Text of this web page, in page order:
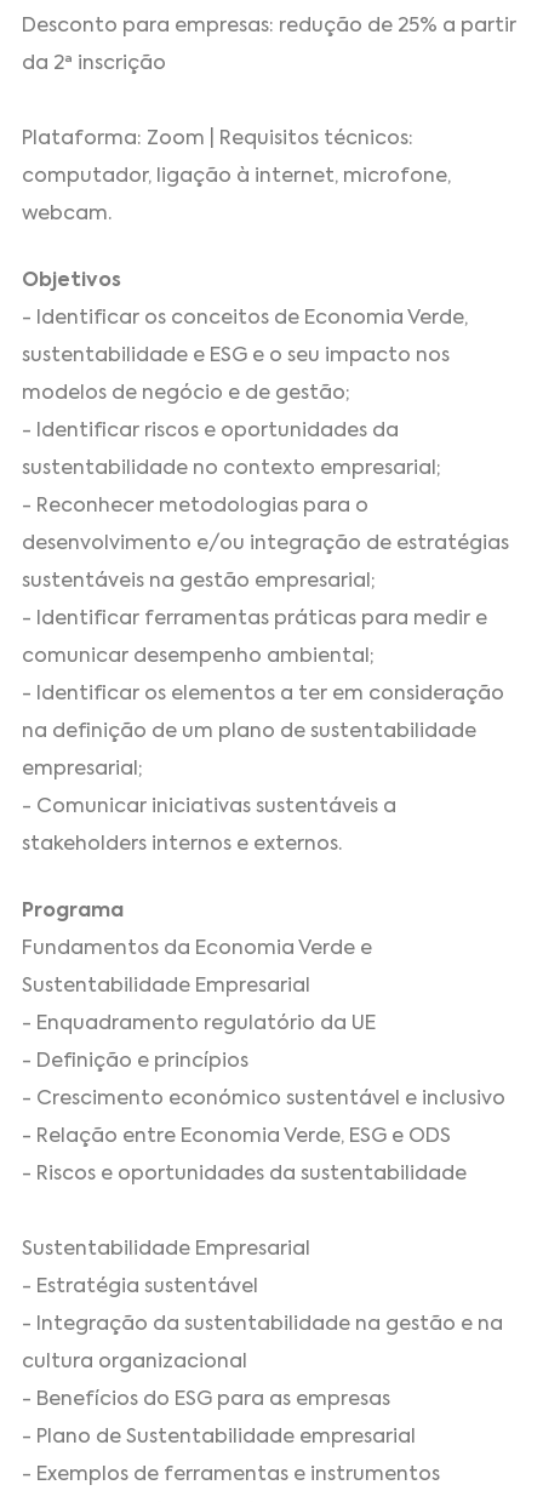
Desconto para empresas: redução de 25% a partir
da 2ª inscrição
Plataforma: Zoom | Requisitos técnicos:
computador, ligação à internet, microfone,
webcam.
Objetivos
- Identificar os conceitos de Economia Verde,
sustentabilidade e ESG e o seu impacto nos
modelos de negócio e de gestão;
- Identificar riscos e oportunidades da
sustentabilidade no contexto empresarial;
- Reconhecer metodologias para o
desenvolvimento e/ou integração de estratégias
sustentáveis na gestão empresarial;
- Identificar ferramentas práticas para medir e
comunicar desempenho ambiental;
- Identificar os elementos a ter em consideração
na definição de um plano de sustentabilidade
empresarial;
- Comunicar iniciativas sustentáveis a
stakeholders internos e externos.
Programa
Fundamentos da Economia Verde e
Sustentabilidade Empresarial
- Enquadramento regulatório da UE
- Definição e princípios
- Crescimento económico sustentável e inclusivo
- Relação entre Economia Verde, ESG e ODS
- Riscos e oportunidades da sustentabilidade
Sustentabilidade Empresarial
- Estratégia sustentável
- Integração da sustentabilidade na gestão e na
cultura organizacional
- Benefícios do ESG para as empresas
- Plano de Sustentabilidade empresarial
- Exemplos de ferramentas e instrumentos